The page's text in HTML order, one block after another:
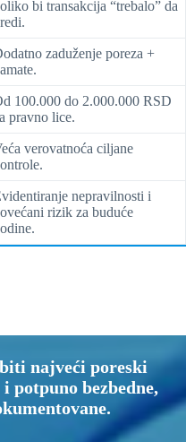
bi transakcija “trebalo” da
zaduženje poreza +
100.000 do 2.000.000 RSD
pravno lice.
verovatnoća ciljane
nepravilnosti i
rizik za buduće
najveći poreski
bezbedne,